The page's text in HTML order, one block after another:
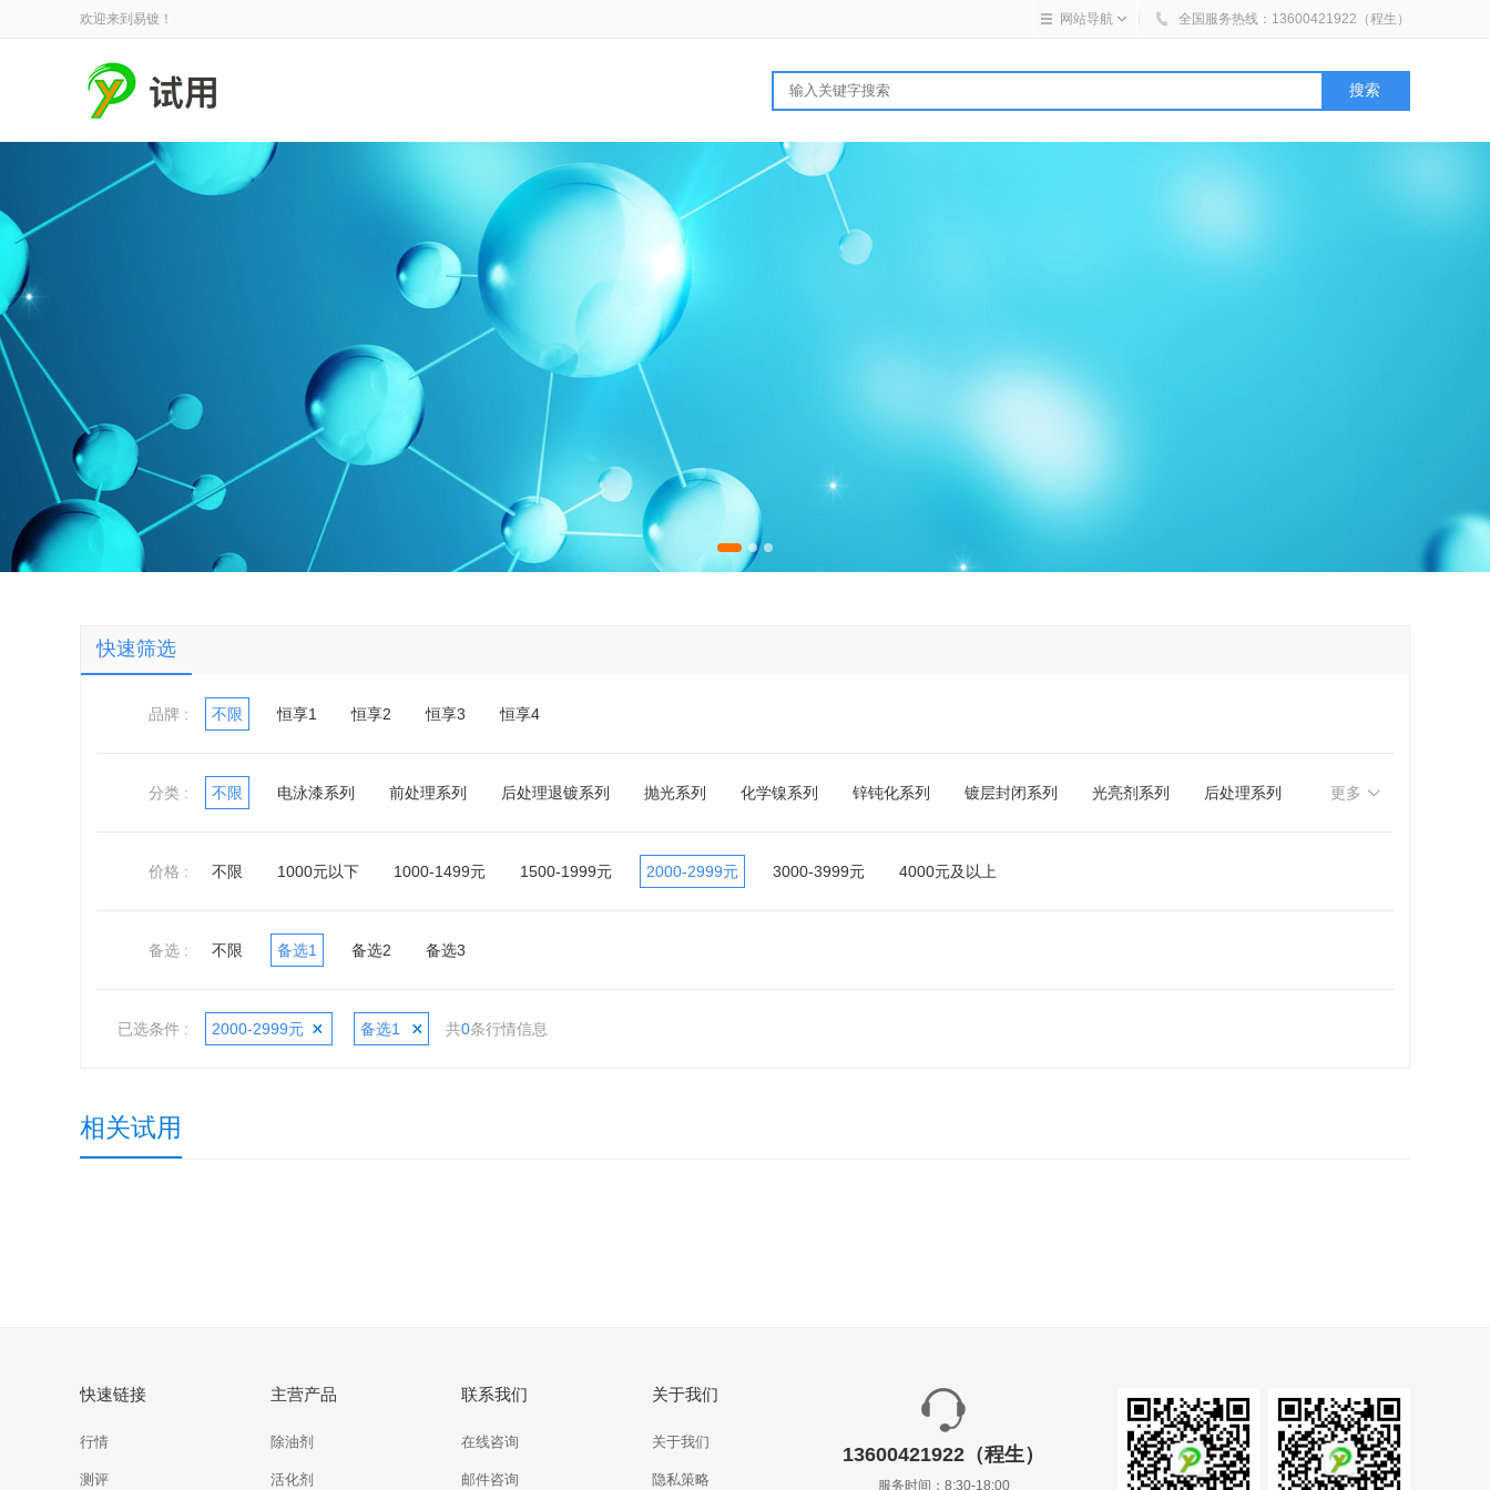
欢迎来到易镀！ 网站导航 全国 服务热线： 13600421922（程生）
快速筛选
品牌 : 不限 恒享1 恒享2 恒享3 恒享4
分类 : 更多
不限 电泳漆系列 前处理系列 后处理退镀系列 抛光系列 化学镍系列 锌钝化系列 镀层封闭系列 光亮剂系列 后处理系列
价格 : 不限 1000元以下 1000-1499元 1500-1999元 2000-2999元 3000-3999元 4000元及以上
备选 : 不限 备选1 备选2 备选3
已选条件 : 2000-2999元 备选1 共0条行情信息
相关试用
快速链接
行情
测评
主营产品
除油剂
活化剂
联系我们
在线咨询
邮件咨询
关于我们
关于我们
隐私策略
13600421922（程生）
服务时间：8:30-18:00